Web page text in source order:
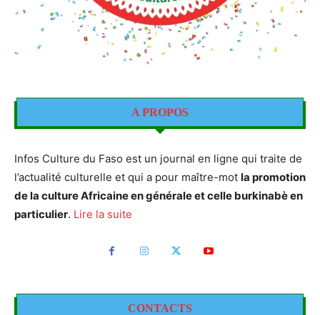
A PROPOS
Infos Culture du Faso est un journal en ligne qui traite de
l’actualité culturelle et qui a pour maître-mot la promotion
de la culture Africaine en générale et celle burkinabè en
particulier. Lire la suite
CONTACTS